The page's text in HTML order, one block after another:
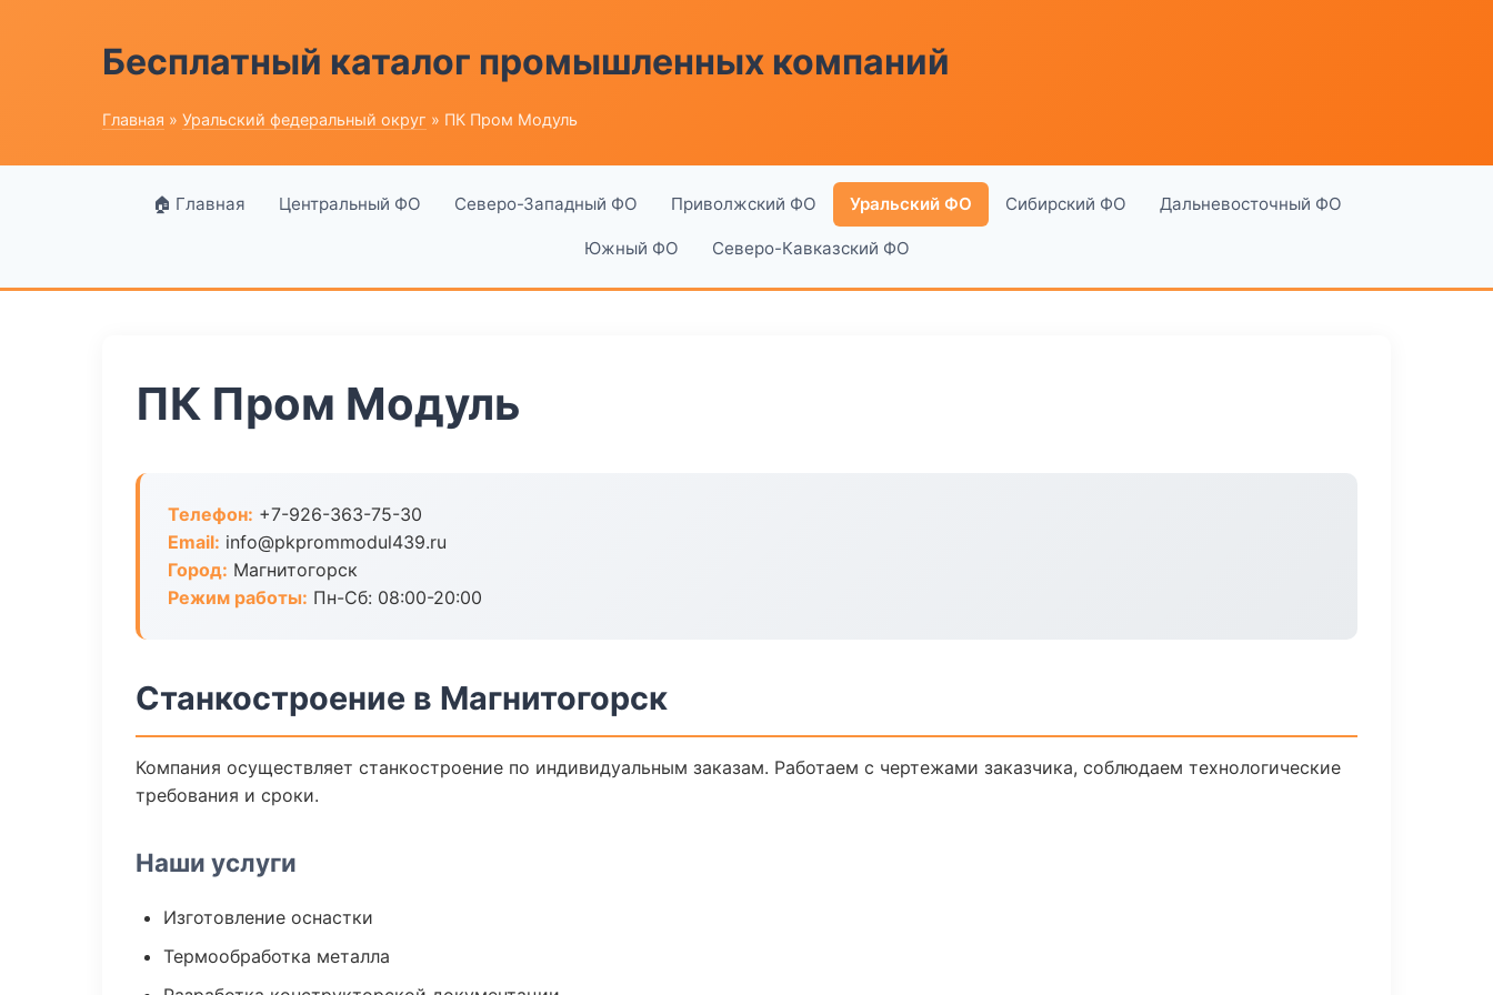
Бесплатный каталог промышленных компаний
Главная » Уральский федеральный округ » ПК Пром Модуль
🏠 Главная Центральный ФО Северо-Западный ФО Приволжский ФО Уральский ФО Сибирский ФО Дальневосточный ФО
Южный ФО Северо-Кавказский ФО
ПК Пром Модуль
Телефон: +7-926-363-75-30
Email: info@pkprommodul439.ru
Город: Магнитогорск
Режим работы: Пн-Сб: 08:00-20:00
Станкостроение в Магнитогорск
Компания осуществляет станкостроение по индивидуальным заказам. Работаем с чертежами заказчика, соблюдаем технологические
требования и сроки.
Наши услуги
Изготовление оснастки
Термообработка металла